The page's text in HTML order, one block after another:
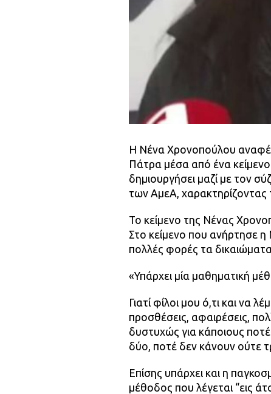
Η Νένα Χρονοπούλου
Πάτρα μέσα από ένα
δημιουργήσει μαζί με τον
των ΑμεΑ, χαρακτηρίζοντας
Το κείμενο της Νένας
Στο κείμενο που ανήρτησε
πολλές φορές τα
«Υπάρχει μία μαθηματική
Γιατί φίλοι μου ό,τι και να
προσθέσεις, αφαιρέσεις,
δυστυχώς για κάποιους
δύο, ποτέ δεν κάνουν ούτε
Επίσης υπάρχει και η
μέθοδος που λέγεται “εις